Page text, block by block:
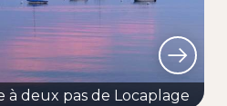
à deux pas de Locaplage